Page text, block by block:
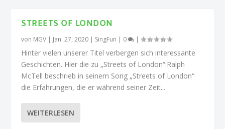
STREETS OF LONDON
von MGV | Jan. 27, 2020 | SingFun | 0 |
Hinter vielen unserer Titel verbergen sich interessante
Geschichten. Hier die zu „Streets of London“:Ralph
McTell beschrieb in seinem Song „Streets of London“
die Erfahrungen, die er während seiner Zeit...
WEITERLESEN